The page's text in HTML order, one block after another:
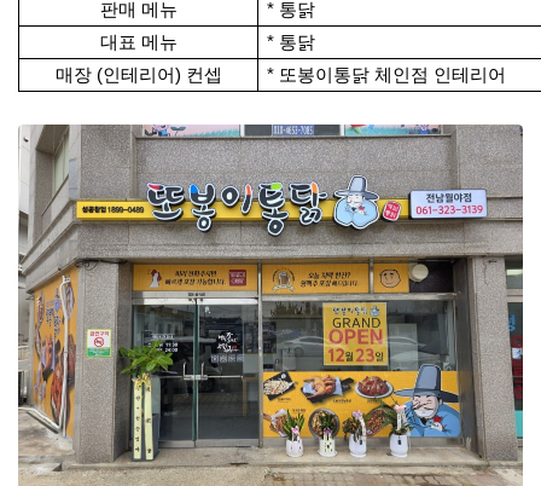
판매 메뉴
* 통닭
대표 메뉴
* 통닭
매장 (인테리어) 컨셉
* 또봉이통닭 체인점 인테리어